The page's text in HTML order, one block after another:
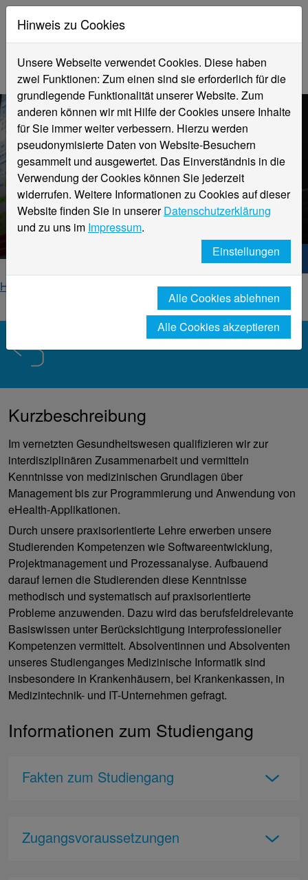
Medizinische Informatik,
Teilzeit (B.Sc.)
Hochschule Niederrhein. Dein Weg.
Home
Studienangebot
Medizinische Informatik, Teilzeit (B.Sc.)
Kurzbeschreibung
Im vernetzten Gesundheitswesen qualifizieren wir zur
interdisziplinären Zusammenarbeit und vermitteln
Kenntnisse von medizinischen Grundlagen über
Management bis zur Programmierung und Anwendung von
eHealth-Applikationen.
Durch unsere praxisorientierte Lehre erwerben unsere
Studierenden Kompetenzen wie Softwareentwicklung,
Projektmanagement und Prozessanalyse. Aufbauend
darauf lernen die Studierenden diese Kenntnisse
methodisch und systematisch auf praxisorientierte
Probleme anzuwenden. Dazu wird das berufsfeldrelevante
Basiswissen unter Berücksichtigung interprofessioneller
Kompetenzen vermittelt. Absolventinnen und Absolventen
unseres Studienganges Medizinische Informatik sind
insbesondere in Krankenhäusern, bei Krankenkassen, in
Medizintechnik- und IT-Unternehmen gefragt.
Informationen zum Studiengang
Fakten zum Studiengang
Zugangsvoraussetzungen
Hinweis zu Cookies
Unsere Webseite verwendet Cookies. Diese haben
zwei Funktionen: Zum einen sind sie erforderlich für die
grundlegende Funktionalität unserer Website. Zum
anderen können wir mit Hilfe der Cookies unsere Inhalte
für Sie immer weiter verbessern. Hierzu werden
pseudonymisierte Daten von Website-Besuchern
gesammelt und ausgewertet. Das Einverständnis in die
Verwendung der Cookies können Sie jederzeit
widerrufen. Weitere Informationen zu Cookies auf dieser
Website finden Sie in unsererDatenschutzerklärung
und zu uns im Impressum.
Einstellungen
Alle Cookies ablehnen
Alle Cookies akzeptieren